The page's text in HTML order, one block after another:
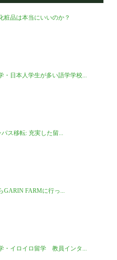
粧品は本当にいいのか？
・日本人学生が多い語学学校...
ス移転: 充実した留...
GARIN FARMに行っ...
・イロイロ留学 教員インタ...